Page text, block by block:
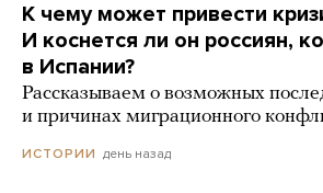
К чему может привести
И коснется ли он россиян,
в Испании?
Рассказываем о возможных
и причинах миграционного
ИСТОРИИ день назад